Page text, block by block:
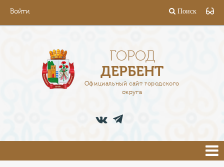
Войти Поиск
ГОРОД
ДЕРБЕНТ
Официальный сайт городского
округа
АДМИНИСТРАЦИЯ